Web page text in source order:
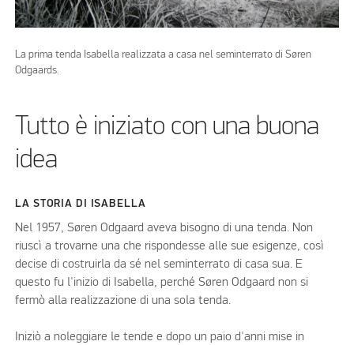
La prima tenda Isabella realizzata a casa nel seminterrato di Søren
Odgaards.
Tutto è iniziato con una buona
idea
LA STORIA DI ISABELLA
Nel 1957, Søren Odgaard aveva bisogno di una tenda. Non
riuscì a trovarne una che rispondesse alle sue esigenze, così
decise di costruirla da sé nel seminterrato di casa sua. E
questo fu l'inizio di Isabella, perché Søren Odgaard non si
fermò alla realizzazione di una sola tenda.
Iniziò a noleggiare le tende e dopo un paio d'anni mise in